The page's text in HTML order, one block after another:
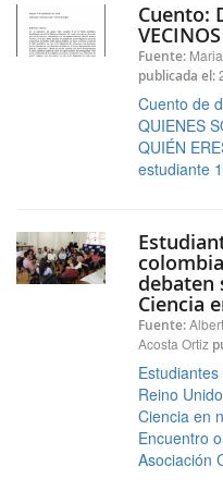
Cuento:
Fuente:
publicada el:
Cuento de
QUIENES
QUIÉN
estudiante
debaten
Ciencia
Fuente:
Acosta Ortiz
Reino
Ciencia en
Encuentro
Asociación